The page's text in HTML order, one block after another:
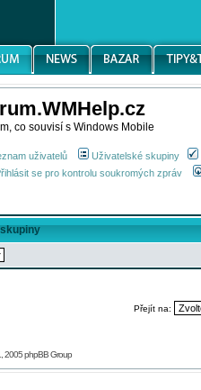
co souvisí s Windows Mobile
uživatelů Uživatelské skupiny
se pro kontrolu soukromých zpráv
Přejít na:
2005 phpBB Group